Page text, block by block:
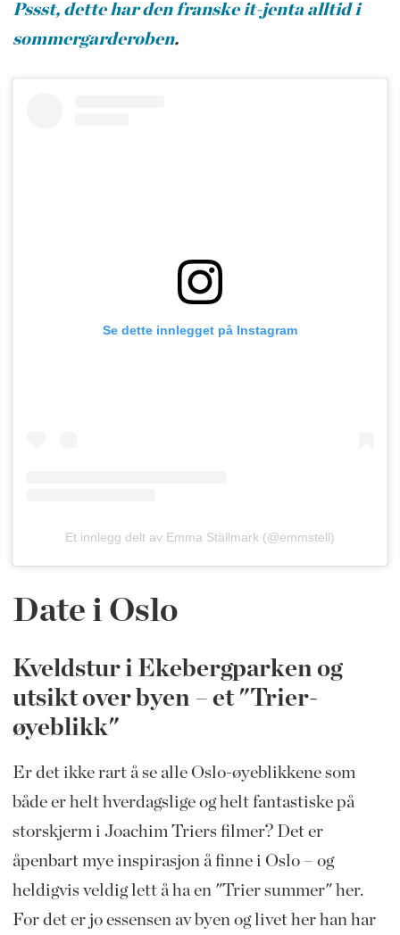
Pssst, dette har den franske it-jenta alltid i
sommergarderoben.
Se dette innlegget på Instagram
Et innlegg delt av Emma Ställmark (@emmstell)
Date i Oslo
Kveldstur i Ekebergparken og
utsikt over byen – et "Trier-
øyeblikk"
Er det ikke rart å se alle Oslo-øyeblikkene som
både er helt hverdagslige og helt fantastiske på
storskjerm i Joachim Triers filmer? Det er
åpenbart mye inspirasjon å finne i Oslo – og
heldigvis veldig lett å ha en "Trier summer" her.
For det er jo essensen av byen og livet her han har